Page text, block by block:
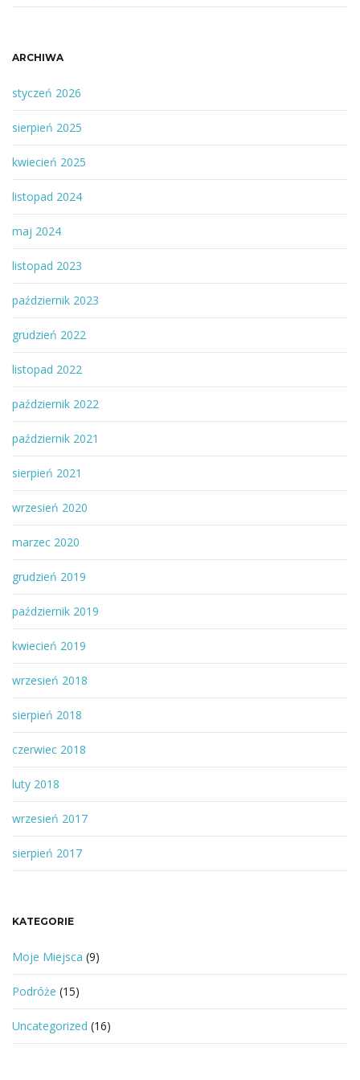
ARCHIWA
styczeń 2026
sierpień 2025
kwiecień 2025
listopad 2024
maj 2024
listopad 2023
październik 2023
grudzień 2022
listopad 2022
październik 2022
październik 2021
sierpień 2021
wrzesień 2020
marzec 2020
grudzień 2019
październik 2019
kwiecień 2019
wrzesień 2018
sierpień 2018
czerwiec 2018
luty 2018
wrzesień 2017
sierpień 2017
KATEGORIE
Moje Miejsca (9)
Podróże (15)
Uncategorized (16)